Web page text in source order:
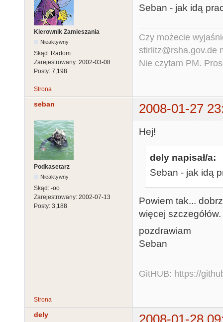
Kierownik Zamieszania
Nieaktywny
Skąd: Radom
Zarejestrowany: 2002-03-08
Posty: 7,198
Seban - jak idą
Czy możecie
stirlitz@rsha.gov.de
Nie czytam PM.
Strona
seban 2008-01-27
Podkasetarz
Nieaktywny
Skąd: -oo
Zarejestrowany: 2002-07-13
Posty: 3,188
Hej!
dely napisał/a:
Seban - jak idą
Powiem tak...
więcej szczegółów.
pozdrawiam
Seban
GitHUB: https://
Strona
dely 2008-01-28